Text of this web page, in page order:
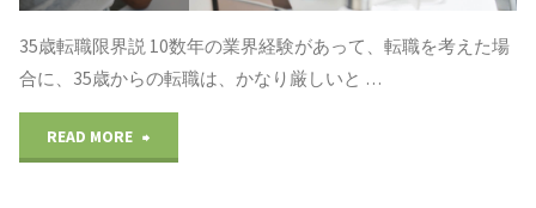
ブ
ロ
グ
35歳転職限界説 10数年の業界経験があって、転職を考えた場
合に、35歳からの転職は、かなり厳しいと …
READ MORE